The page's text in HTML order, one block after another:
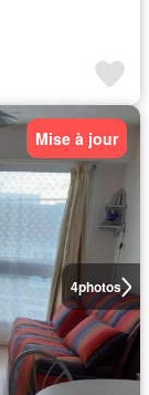
4photos
Mise à jour